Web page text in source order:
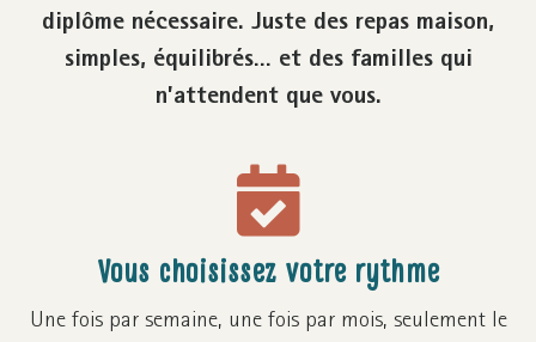
diplôme nécessaire. Juste des repas maison,
simples, équilibrés… et des familles qui
n’attendent que vous.
Vous choisissez votre rythme
Une fois par semaine, une fois par mois, seulement le